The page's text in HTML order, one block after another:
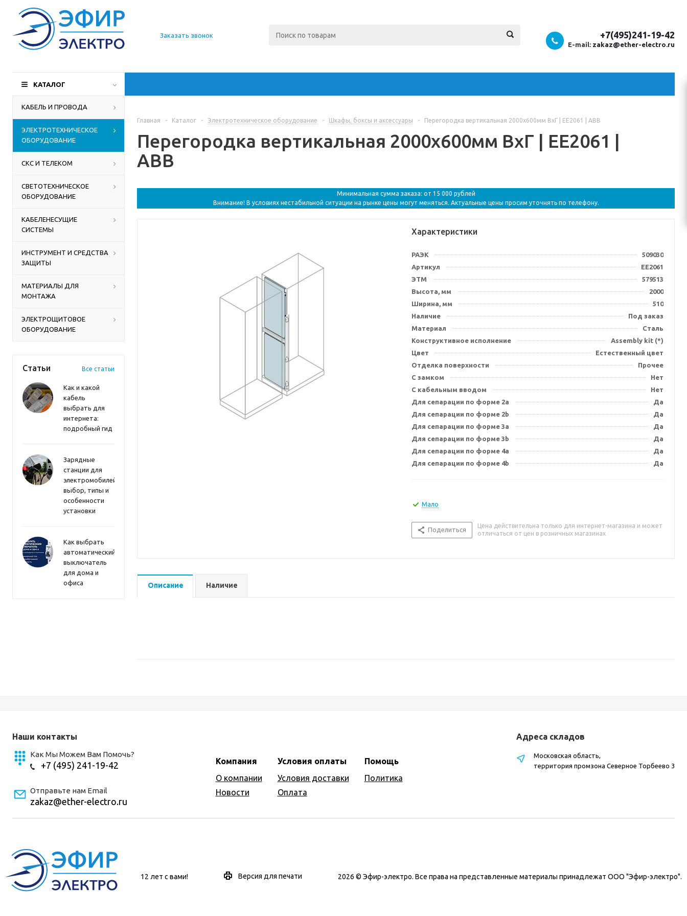
О компании
Доставка
Производители
Контакты
Заказать звонок +7(495)241-19-42
E-mail: zakaz@ether-electro.ru
КАТАЛОГ
КАБЕЛЬ И ПРОВОДА
ЭЛЕКТРОТЕХНИЧЕСКОЕ
ОБОРУДОВАНИЕ
СКС И ТЕЛЕКОМ
СВЕТОТЕХНИЧЕСКОЕ
ОБОРУДОВАНИЕ
КАБЕЛЕНЕСУЩИЕ
СИСТЕМЫ
ИНСТРУМЕНТ И СРЕДСТВА
ЗАЩИТЫ
МАТЕРИАЛЫ ДЛЯ
МОНТАЖА
ЭЛЕКТРОЩИТОВОЕ
ОБОРУДОВАНИЕ
Статьи Все статьи
Как и какой
кабель
выбрать для
интернета:
подробный гид
Зарядные
станции для
электромобилей:
выбор, типы и
особенности
установки
Как выбрать
автоматический
выключатель
для дома и
офиса
Главная - Каталог - Электротехническое оборудование - Шкафы, боксы и аксессуары - Перегородка вертикальная 2000x600мм ВхГ | EE2061 | ABB
Перегородка вертикальная 2000x600мм ВхГ | EE2061 |
ABB
Минимальная сумма заказа: от 15 000 рублей
Внимание! В условиях нестабильной ситуации на рынке цены могут меняться. Актуальные цены просим уточнять по телефону.
Характеристики
РАЭК
509030
Артикул
EE2061
ЭТМ
579513
Высота, мм
2000
Ширина, мм
510
Наличие
Под заказ
Материал
Сталь
Конструктивное исполнение
Assembly kit (*)
Цвет
Естественный цвет
Отделка поверхности
Прочее
С замком
Нет
С кабельным вводом
Нет
Для сепарации по форме 2a
Да
Для сепарации по форме 2b
Да
Для сепарации по форме 3a
Да
Для сепарации по форме 3b
Да
Для сепарации по форме 4a
Да
Для сепарации по форме 4b
Да
Мало
Поделиться
Цена действительна только для интернет-магазина и может
отличаться от цен в розничных магазинах
Описание Наличие
Наши контакты
Как Мы Можем Вам Помочь?
+7 (495) 241-19-42
Отправьте нам Email
zakaz@ether-electro.ru
Компания
О компании
Новости
Условия оплаты
Условия доставки
Оплата
Помощь
Политика
Адреса складов
Московская область,
территория промзона Северное Торбеево 3
12 лет с вами! Версия для печати 2026 © Эфир-электро. Все права на представленные материалы принадлежат ООО "Эфир-электро".